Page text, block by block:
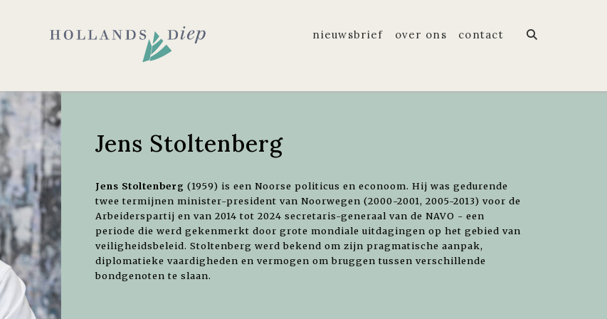
nieuwsbrief over ons contact
Jens Stoltenberg
Jens Stoltenberg (1959) is een Noorse politicus en econoom. Hij was gedurende
twee termijnen minister-president van Noorwegen (2000-2001, 2005-2013) voor de
Arbeiderspartij en van 2014 tot 2024 secretaris-generaal van de NAVO - een
periode die werd gekenmerkt door grote mondiale uitdagingen op het gebied van
veiligheidsbeleid. Stoltenberg werd bekend om zijn pragmatische aanpak,
diplomatieke vaardigheden en vermogen om bruggen tussen verschillende
bondgenoten te slaan.